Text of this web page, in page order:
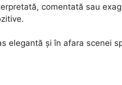
comentată sau
elegantă și în afara scenei